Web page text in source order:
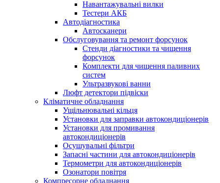
Навантажувальні вилки
Тестери АКБ
Автодіагностика
Автосканери
Обслуговування та ремонт форсунок
Стенди діагностики та чищення
форсунок
Комплекти для чищення паливних
систем
Ультразвукові ванни
Люфт детектори підвіски
Кліматичне обладнання
Ущільнювальні кільця
Установки для заправки автокондиціонерів
Установки для промивання
автокондиціонерів
Осушувальні фільтри
Запасні частини для автокондиціонерів
Термометри для автокондиціонерів
Озонатори повітря
Компресорне обладнання